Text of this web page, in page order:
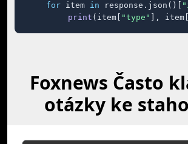
for item in response.json()[
print (item[ "type" ], item[
Foxnews Často
otázky ke